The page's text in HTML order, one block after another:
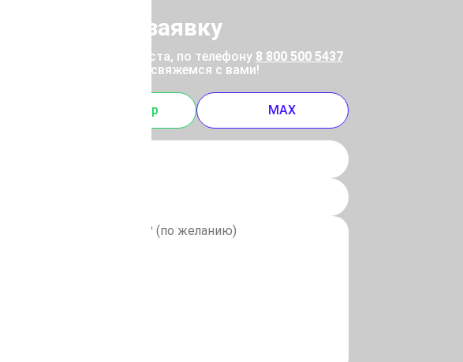
Отправить заявку
позвоните, пожалуйста, по телефону 8 800 500 5437
отправьте заявку, и мы свяжемся с вами!
Whatsapp MAX